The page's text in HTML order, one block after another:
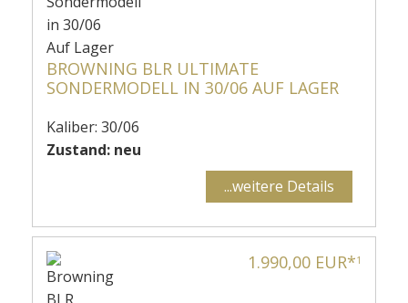
BROWNING BLR ULTIMATE
SONDERMODELL IN 30/06 AUF LAGER
Kaliber: 30/06
Zustand: neu
...weitere Details
1.990,00 EUR*1